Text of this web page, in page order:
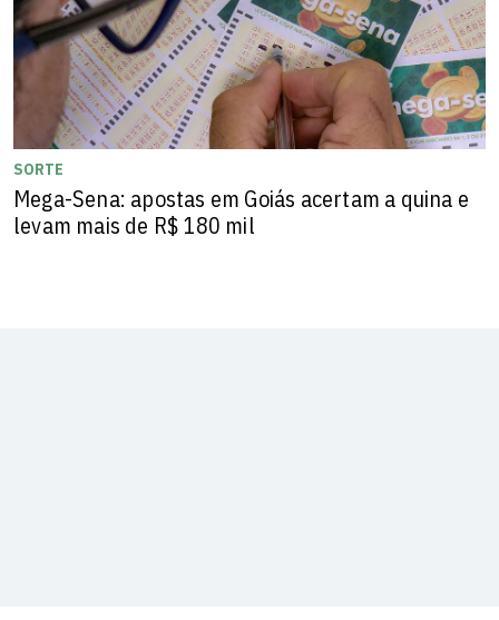
SORTE
Mega-Sena: apostas em Goiás acertam a quina e
levam mais de R$ 180 mil